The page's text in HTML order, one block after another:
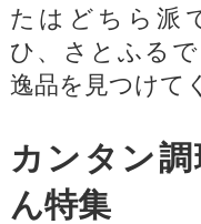
たはどちら派
ひ、さとふる
逸品を見つけて
カンタン
ん特集